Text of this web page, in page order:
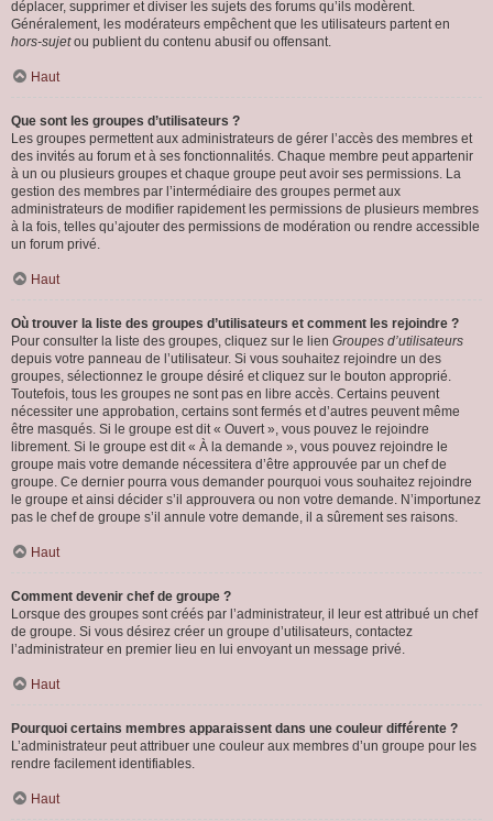
déplacer, supprimer et diviser les sujets des forums qu’ils modèrent.
Généralement, les modérateurs empêchent que les utilisateurs partent en
hors-sujetou publient du contenu abusif ou offensant.
Haut
Que sont les groupes d’utilisateurs ?
Les groupes permettent aux administrateurs de gérer l’accès des membres et
des invités au forum et à ses fonctionnalités. Chaque membre peut appartenir
à un ou plusieurs groupes et chaque groupe peut avoir ses permissions. La
gestion des membres par l’intermédiaire des groupes permet aux
administrateurs de modifier rapidement les permissions de plusieurs membres
à la fois, telles qu’ajouter des permissions de modération ou rendre accessible
un forum privé.
Haut
Où trouver la liste des groupes d’utilisateurs et comment les rejoindre ?
Pour consulter la liste des groupes, cliquez sur le lien Groupes d’utilisateurs
depuis votre panneau de l’utilisateur. Si vous souhaitez rejoindre un des
groupes, sélectionnez le groupe désiré et cliquez sur le bouton approprié.
Toutefois, tous les groupes ne sont pas en libre accès. Certains peuvent
nécessiter une approbation, certains sont fermés et d’autres peuvent même
être masqués. Si le groupe est dit « Ouvert », vous pouvez le rejoindre
librement. Si le groupe est dit « À la demande », vous pouvez rejoindre le
groupe mais votre demande nécessitera d’être approuvée par un chef de
groupe. Ce dernier pourra vous demander pourquoi vous souhaitez rejoindre
le groupe et ainsi décider s’il approuvera ou non votre demande. N’importunez
pas le chef de groupe s’il annule votre demande, il a sûrement ses raisons.
Haut
Comment devenir chef de groupe ?
Lorsque des groupes sont créés par l’administrateur, il leur est attribué un chef
de groupe. Si vous désirez créer un groupe d’utilisateurs, contactez
l’administrateur en premier lieu en lui envoyant un message privé.
Haut
Pourquoi certains membres apparaissent dans une couleur différente ?
L’administrateur peut attribuer une couleur aux membres d’un groupe pour les
rendre facilement identifiables.
Haut